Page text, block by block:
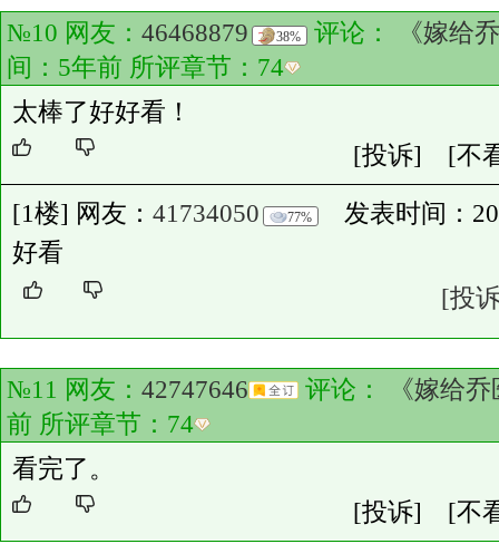
№10 网友： 46468879 38% 评论：
《嫁给
间：5年前 所评章节： 74
太棒了好好看！
[投诉]
[不
[1楼] 网友： 41734050 77%
发表时间：
好看
[投
№11 网友： 42747646 评论：
《嫁给
前 所评章节： 74
看完了。
[投诉]
[不